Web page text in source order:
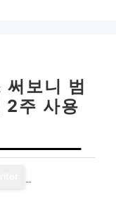
보니 범
2주 사용